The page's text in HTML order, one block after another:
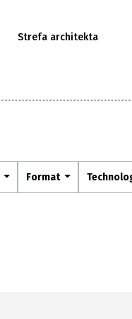
Strefa architekta
Format